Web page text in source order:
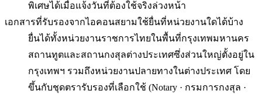
พิเศษได้เมื่อแจ้งวันที่ต้องใช้จริงล่วงหน้า
เอกสารที่รับรองจากไอคอนสยามใช้ยื่นที่หน่วยงานใดได้บ้าง
ยื่นได้ทั้งหน่วยงานราชการไทยในพื้นที่กรุงเทพมหานคร
สถานทูตและสถานกงสุลต่างประเทศซึ่งส่วนใหญ่ตั้งอยู่ใน
กรุงเทพฯ รวมถึงหน่วยงานปลายทางในต่างประเทศ โดย
ขึ้นกับชุดตรารับรองที่เลือกใช้ (Notary · กรมการกงสุล ·